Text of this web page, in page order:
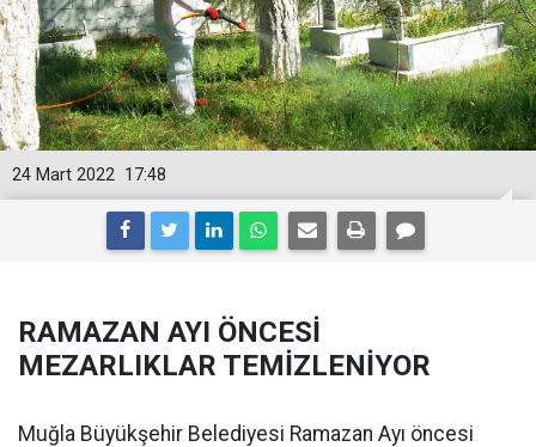
17:48
24 Mart 2022
RAMAZAN AYI ÖNCESİ
MEZARLIKLAR TEMİZLENİYOR
Muğla Büyükşehir Belediyesi Ramazan Ayı öncesi